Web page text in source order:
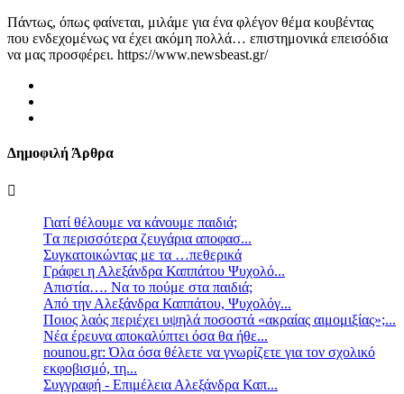
Πάντως, όπως φαίνεται, μιλάμε για ένα φλέγον θέμα κουβέντας
που ενδεχομένως να έχει ακόμη πολλά… επιστημονικά επεισόδια
να μας προσφέρει. https://www.newsbeast.gr/
Δημοφιλή Άρθρα
Γιατί θέλουμε να κάνουμε παιδιά;
Tα περισσότερα ζευγάρια αποφασ...
Συγκατοικώντας με τα …πεθερικά
Γράφει η Αλεξάνδρα Καππάτου Ψυχολό...
Απιστία…. Να το πούμε στα παιδιά;
Από την Αλεξάνδρα Καππάτου, Ψυχολόγ...
Ποιος λαός περιέχει υψηλά ποσοστά «ακραίας αιμομιξίας»;...
Νέα έρευνα αποκαλύπτει όσα θα ήθε...
nounou.gr: Όλα όσα θέλετε να γνωρίζετε για τον σχολικό
εκφοβισμό, τη...
Συγγραφή - Επιμέλεια Αλεξάνδρα Καπ...